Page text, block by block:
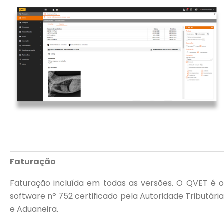
Faturação
Faturação incluída em todas as versões. O QVET é o
software nº 752 certificado pela Autoridade Tributária
e Aduaneira.